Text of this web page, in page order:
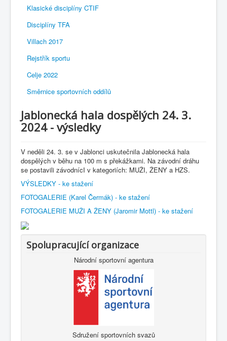
Klasické disciplíny CTIF
Disciplíny TFA
Villach 2017
Rejstřík sportu
Celje 2022
Směrnice sportovních oddílů
Jablonecká hala dospělých 24. 3.
2024 - výsledky
V neděli 24. 3. se v Jablonci uskutečnila Jablonecká hala
dospělých v běhu na 100 m s překážkami. Na závodní dráhu
se postavili závodnícI v kategoriích: MUŽI, ŽENY a HZS.
VÝSLEDKY - ke stažení
FOTOGALERIE (Karel Čermák) - ke stažení
FOTOGALERIE MUŽI A ŽENY (Jaromir Mottl) - ke stažení
Spolupracující organizace
Národní sportovní agentura
Sdružení sportovních svazů